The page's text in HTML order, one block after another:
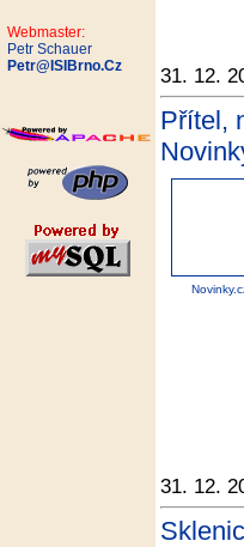
Webmaster:
Petr Schauer
Petr@ISIBrno.Cz
31. 12.
Přítel,
31. 12.